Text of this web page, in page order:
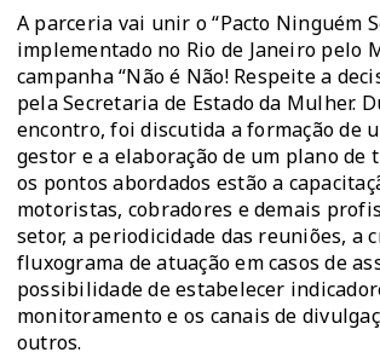
A parceria vai unir o “Pacto Ninguém
implementado no Rio de Janeiro pelo
campanha “Não é Não! Respeite a
pela Secretaria de Estado da Mulher.
encontro, foi discutida a formação de
gestor e a elaboração de um plano de
os pontos abordados estão a
motoristas, cobradores e demais
setor, a periodicidade das reuniões, a
fluxograma de atuação em casos de
possibilidade de estabelecer
monitoramento e os canais de
outros.